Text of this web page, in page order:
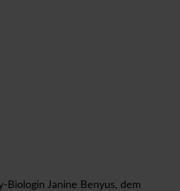
Biologin Janine Benyus, dem